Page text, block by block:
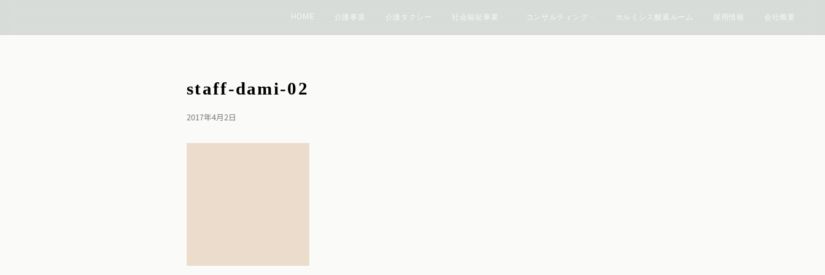
HOME 介護事業 介護タクシー 社会福祉事業 コンサルティング ホルミシス酸素ルーム 採用情報 会社概要
staff-dami-02
2017年4月2日